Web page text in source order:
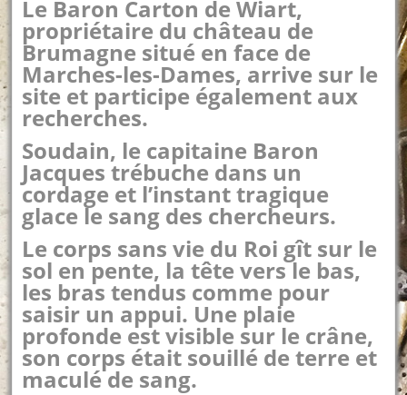
Le Baron Carton de Wiart,
propriétaire du château de
Brumagne situé en face de
Marches-les-Dames, arrive sur le
site et participe également aux
recherches.
Soudain, le capitaine Baron
Jacques trébuche dans un
cordage et l’instant tragique
glace le sang des chercheurs.
Le corps sans vie du Roi gît sur le
sol en pente, la tête vers le bas,
les bras tendus comme pour
saisir un appui. Une plaie
profonde est visible sur le crâne,
son corps était souillé de terre et
maculé de sang.